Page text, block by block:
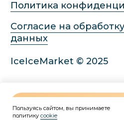
В КОРЗИНУ
Пользуясь сайтом, вы принимаете
политику cookie
Made on